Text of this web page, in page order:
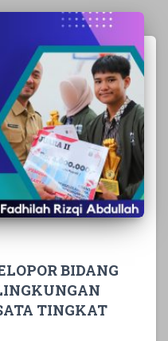
BIDANG
TINGKAT